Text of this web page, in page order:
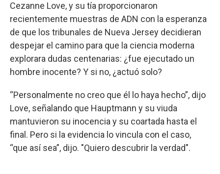
Cezanne Love, y su tía proporcionaron
recientemente muestras de ADN con la esperanza
de que los tribunales de Nueva Jersey decidieran
despejar el camino para que la ciencia moderna
explorara dudas centenarias: ¿fue ejecutado un
hombre inocente? Y si no, ¿actuó solo?
“Personalmente no creo que él lo haya hecho”, dijo
Love, señalando que Hauptmann y su viuda
mantuvieron su inocencia y su coartada hasta el
final. Pero si la evidencia lo vincula con el caso,
“que así sea”, dijo. "Quiero descubrir la verdad".